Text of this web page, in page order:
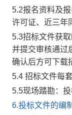
5.2报名资料及
许可证、 近三年
5.3招标文件获取
并提交审核通过
确认后方可下载
5.4 招标文件每
5.5现场踏勘：投
6.投标文件的编制